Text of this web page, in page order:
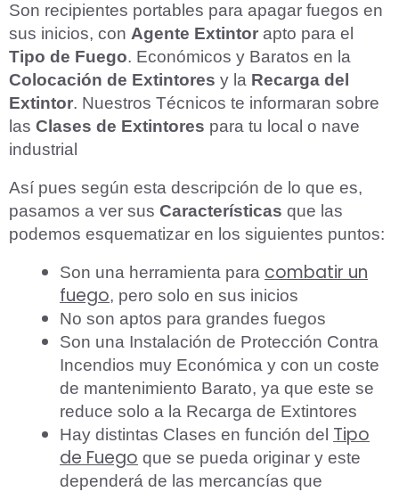
Son recipientes portables para apagar fuegos en
sus inicios, con Agente Extintor apto para el
Tipo de Fuego. Económicos y Baratos en la
Colocación de Extintores y la Recarga del
Extintor. Nuestros Técnicos te informaran sobre
las Clases de Extintores para tu local o nave
industrial
Así pues según esta descripción de lo que es,
pasamos a ver sus Características que las
podemos esquematizar en los siguientes puntos:
Son una herramienta para combatir un
fuego, pero solo en sus inicios
No son aptos para grandes fuegos
Son una Instalación de Protección Contra
Incendios muy Económica y con un coste
de mantenimiento Barato, ya que este se
reduce solo a la Recarga de Extintores
Hay distintas Clases en función del Tipo
de Fuego que se pueda originar y este
dependerá de las mercancías que